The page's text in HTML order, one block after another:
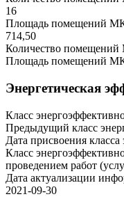
16
Площадь помещений
714,50
Количество
Площадь помещений
Энергетическая
Класс
Предыдущий класс
Дата присвоения
Класс
проведением работ
Дата актуализации
2021-09-30